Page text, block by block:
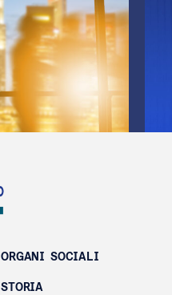
ORGANI SOCIALI
STORIA